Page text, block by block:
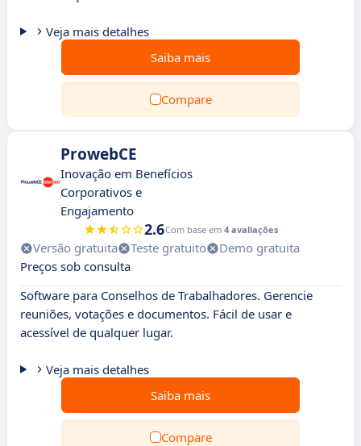
Veja mais detalhes
Saiba mais
Compare
ProwebCE
Inovação em Benefícios
Corporativos e
Engajamento
2.6Com base em 4 avaliações
Versão gratuita Teste gratuito
Demo gratuita
Preços sob consulta
Software para Conselhos de Trabalhadores. Gerencie
reuniões, votações e documentos. Fácil de usar e
acessível de qualquer lugar.
Veja mais detalhes
Saiba mais
Compare